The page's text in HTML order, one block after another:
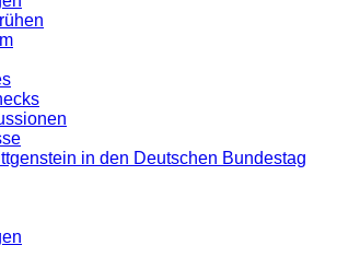
in den Deutschen Bundestag